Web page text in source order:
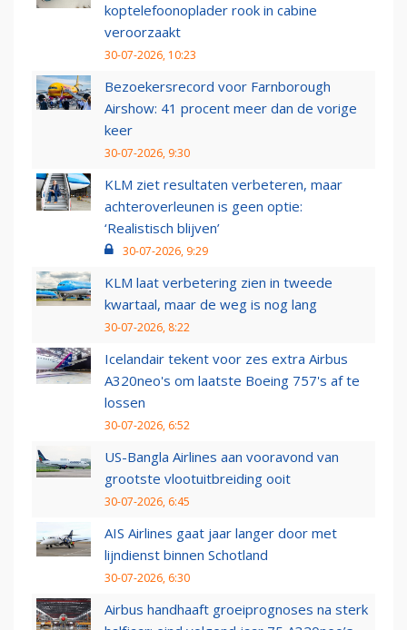
koptelefoonoplader rook in cabine
veroorzaakt
30-07-2026, 10:23
Bezoekersrecord voor Farnborough
Airshow: 41 procent meer dan de vorige
keer
30-07-2026, 9:30
KLM ziet resultaten verbeteren, maar
achteroverleunen is geen optie:
‘Realistisch blijven’
30-07-2026, 9:29
KLM laat verbetering zien in tweede
kwartaal, maar de weg is nog lang
30-07-2026, 8:22
Icelandair tekent voor zes extra Airbus
A320neo's om laatste Boeing 757's af te
lossen
30-07-2026, 6:52
US-Bangla Airlines aan vooravond van
grootste vlootuitbreiding ooit
30-07-2026, 6:45
AIS Airlines gaat jaar langer door met
lijndienst binnen Schotland
30-07-2026, 6:30
Airbus handhaaft groeiprognoses na sterk